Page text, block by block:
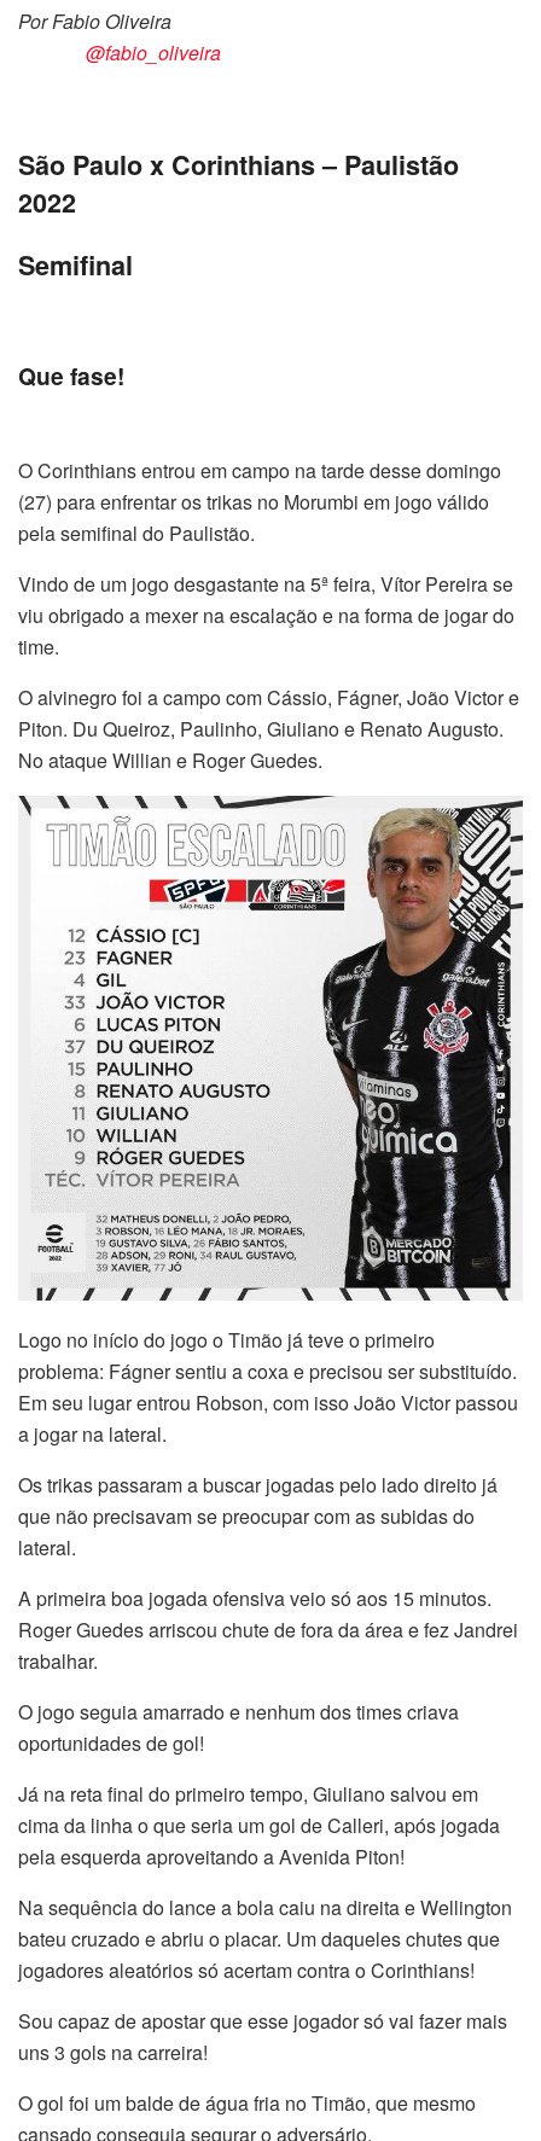
Por Fabio Oliveira
@fabio_oliveira
São Paulo x Corinthians – Paulistão
2022
Semifinal
Que fase!
O Corinthians entrou em campo na tarde desse domingo
(27) para enfrentar os trikas no Morumbi em jogo válido
pela semifinal do Paulistão.
Vindo de um jogo desgastante na 5ª feira, Vítor Pereira se
viu obrigado a mexer na escalação e na forma de jogar do
time.
O alvinegro foi a campo com Cássio, Fágner, João Victor e
Piton. Du Queiroz, Paulinho, Giuliano e Renato Augusto.
No ataque Willian e Roger Guedes.
Logo no início do jogo o Timão já teve o primeiro
problema: Fágner sentiu a coxa e precisou ser substituído.
Em seu lugar entrou Robson, com isso João Victor passou
a jogar na lateral.
Os trikas passaram a buscar jogadas pelo lado direito já
que não precisavam se preocupar com as subidas do
lateral.
A primeira boa jogada ofensiva veio só aos 15 minutos.
Roger Guedes arriscou chute de fora da área e fez Jandrei
trabalhar.
O jogo seguia amarrado e nenhum dos times criava
oportunidades de gol!
Já na reta final do primeiro tempo, Giuliano salvou em
cima da linha o que seria um gol de Calleri, após jogada
pela esquerda aproveitando a Avenida Piton!
Na sequência do lance a bola caiu na direita e Wellington
bateu cruzado e abriu o placar. Um daqueles chutes que
jogadores aleatórios só acertam contra o Corinthians!
Sou capaz de apostar que esse jogador só vai fazer mais
uns 3 gols na carreira!
O gol foi um balde de água fria no Timão, que mesmo
cansado conseguia segurar o adversário.